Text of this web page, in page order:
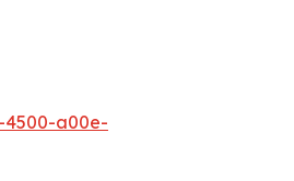
4500-a00e-